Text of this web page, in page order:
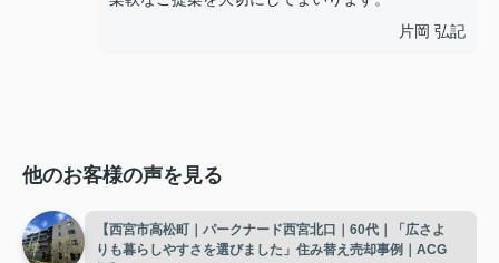
片岡 弘記
他のお客様の声を見る
【西宮市高松町｜パークナード西宮北口｜60代｜「広さよ
りも暮らしやすさを選びました」住み替え売却事例｜ACG